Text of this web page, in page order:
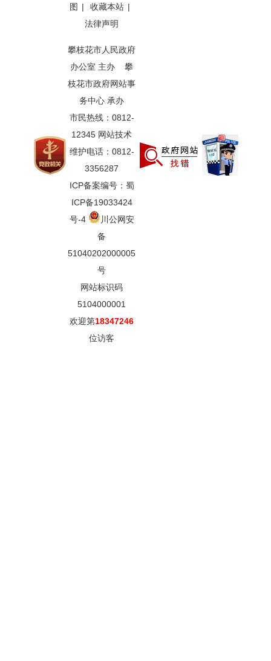
图 | 收藏本站 |
法律声明
攀枝花市人民政府
办公室 主办 攀
枝花市政府网站事
务中心 承办
市民热线：0812-
12345 网站技术
维护电话：0812-
3356287
ICP备案编号：蜀
ICP备19033424
号-4
川公网安
备
51040202000005
号
网站标识码
5104000001
欢迎第18347246
位访客